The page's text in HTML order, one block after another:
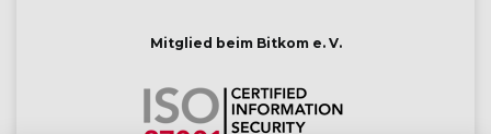
Mitglied beim Bitkom e. V.